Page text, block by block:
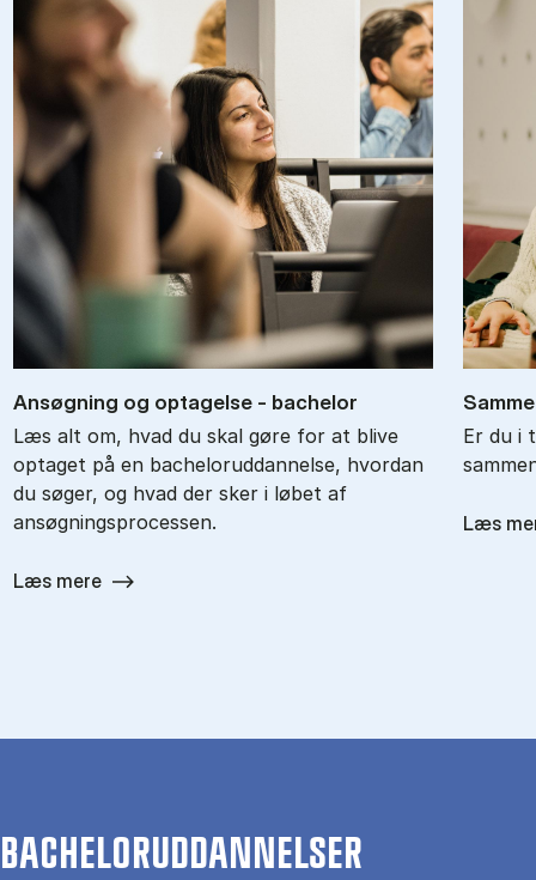
An­søg­ning og op­ta­gel­se - ba­chel­or
Læs alt om, hvad du skal gøre for at blive
optaget på en bacheloruddannelse, hvordan
du søger, og hvad der sker i løbet af
ansøgningsprocessen.
Læs mere
Er du i
Læs
BACHELORUDDANNELSER